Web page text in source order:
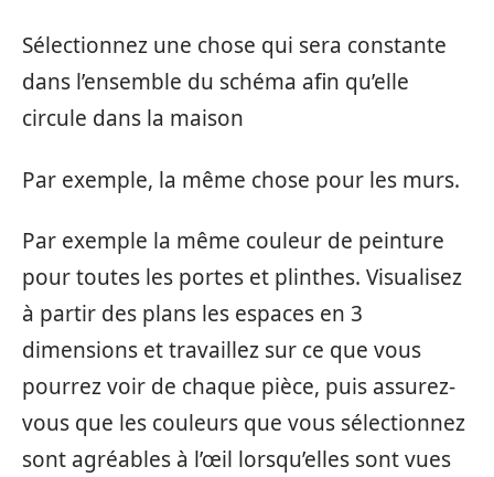
Sélectionnez une chose qui sera constante
dans l’ensemble du schéma afin qu’elle
circule dans la maison
Par exemple, la même chose pour les murs.
Par exemple la même couleur de peinture
pour toutes les portes et plinthes. Visualisez
à partir des plans les espaces en 3
dimensions et travaillez sur ce que vous
pourrez voir de chaque pièce, puis assurez-
vous que les couleurs que vous sélectionnez
sont agréables à l’œil lorsqu’elles sont vues